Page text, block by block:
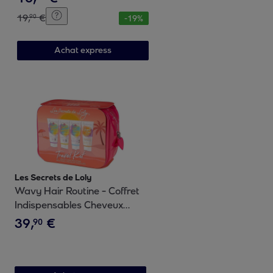
19,90 € -19%
Achat express
Les Secrets de Loly
Wavy Hair Routine - Coffret
Indispensables Cheveux
Ondulés 4x100ml
39,90 €